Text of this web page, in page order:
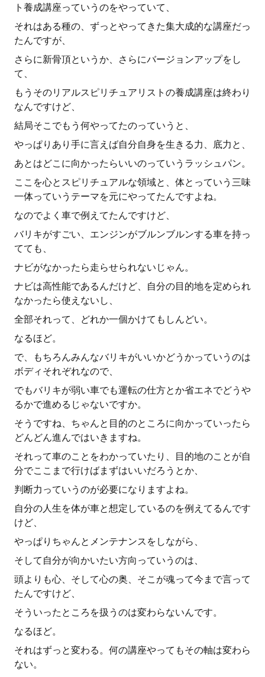
ト養成講座っていうのをやっていて、
それはある種の、ずっとやってきた集大成的な講座だっ
たんですが、
さらに新骨頂というか、さらにバージョンアップをし
て、
もうそのリアルスピリチュアリストの養成講座は終わり
なんですけど、
結局そこでもう何やってたのっていうと、
やっぱりあり手に言えば自分自身を生きる力、底力と、
あとはどこに向かったらいいのっていうラッシュパン。
ここを心とスピリチュアルな領域と、体とっていう三味
一体っていうテーマを元にやってたんですよね。
なのでよく車で例えてたんですけど、
バリキがすごい、エンジンがブルンブルンする車を持っ
てても、
ナビがなかったら走らせられないじゃん。
ナビは高性能であるんだけど、自分の目的地を定められ
なかったら使えないし、
全部それって、どれか一個かけてもしんどい。
なるほど。
で、もちろんみんなバリキがいいかどうかっていうのは
ボディそれぞれなので、
でもバリキが弱い車でも運転の仕方とか省エネでどうや
るかで進めるじゃないですか。
そうですね、ちゃんと目的のところに向かっていったら
どんどん進んではいきますね。
それって車のことをわかっていたり、目的地のことが自
分でここまで行けばまずはいいだろうとか、
判断力っていうのが必要になりますよね。
自分の人生を体が車と想定しているのを例えてるんです
けど、
やっぱりちゃんとメンテナンスをしながら、
そして自分が向かいたい方向っていうのは、
頭よりも心、そして心の奥、そこが魂って今まで言って
たんですけど、
そういったところを扱うのは変わらないんです。
なるほど。
それはずっと変わる。何の講座やってもその軸は変わら
ない。